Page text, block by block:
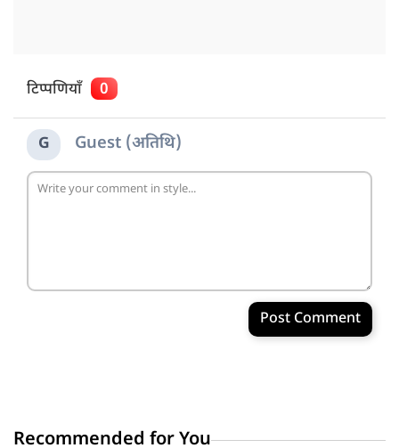
टिप्पणियाँ 0
G Guest (अतिथि)
Post Comment
Recommended for You